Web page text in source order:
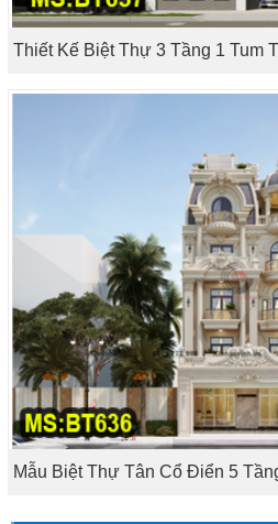
Thiết Kế Biệt Thự 3 Tầng 1 Tum
Mẫu Biệt Thự Tân Cổ Điển 5